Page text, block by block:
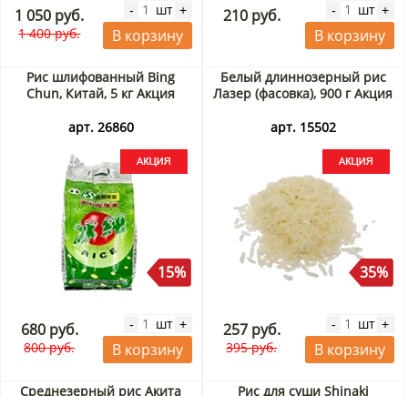
1 050 руб.
1 400 руб.
- шт +
В корзину
210 руб. - шт +
В корзину
Рис шлифованный Bing
Chun, Китай, 5 кг Акция
арт. 26860
15%
680 руб.
800 руб.
- шт +
В корзину
Белый длиннозерный рис
Лазер (фасовка), 900 г Акция
арт. 15502
35%
257 руб.
395 руб.
- шт +
В корзину
Среднезерный рис Акита Рис для суши Shinaki